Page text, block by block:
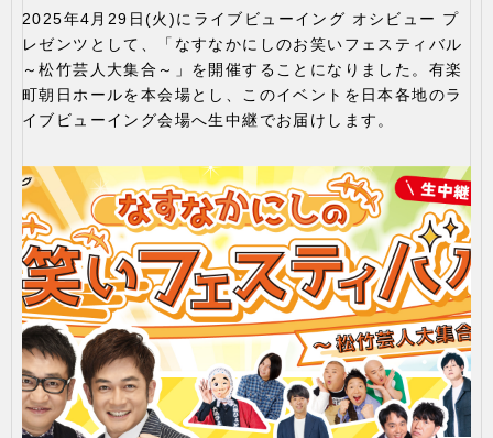
2025年4月29日(火)にライブビューイング オシビュー プ
レゼンツとして、「なすなかにしのお笑いフェスティバル
～松竹芸人大集合～」を開催することになりました。有楽
町朝日ホールを本会場とし、このイベントを日本各地のラ
イブビューイング会場へ生中継でお届けします。